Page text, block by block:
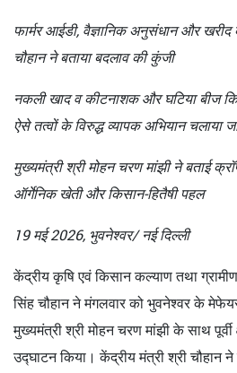
फार्मर आईडी, वैज्ञानिक अनुसंधान और खरीद
चौहान ने बताया बदलाव की कुंजी
नकली खाद व कीटनाशक और घटिया बीज
ऐसे तत्वों के विरुद्ध व्यापक अभियान चलाया
मुख्यमंत्री श्री मोहन चरण मांझी ने बताई
ऑर्गेनिक खेती और किसान-हितैषी पहल
19 मई 2026, भुवनेश्वर/ नई दिल्ली
केंद्रीय कृषि एवं किसान कल्याण तथा
सिंह चौहान ने मंगलवार को भुवनेश्वर के
मुख्यमंत्री श्री मोहन चरण मांझी के साथ
उद्घाटन किया। केंद्रीय मंत्री श्री चौहान